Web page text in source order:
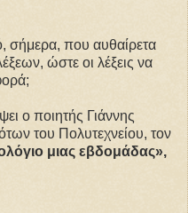
σήμερα, που αυθαίρετα
ώστε οι λέξεις να
ο ποιητής Γιάννης
του Πολυτεχνείου, τον
μιας εβδομάδας»,